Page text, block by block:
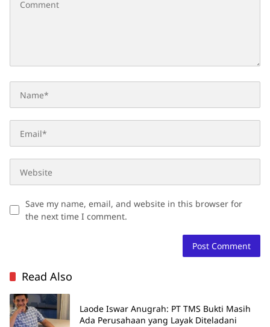
Save my name, email, and website in this browser for
the next time I comment.
Read Also
Laode Iswar Anugrah: PT TMS Bukti Masih
Ada Perusahaan yang Layak Diteladani